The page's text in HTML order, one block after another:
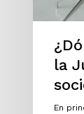
la
En